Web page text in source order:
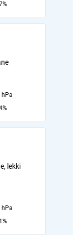
hPa
lekki
hPa